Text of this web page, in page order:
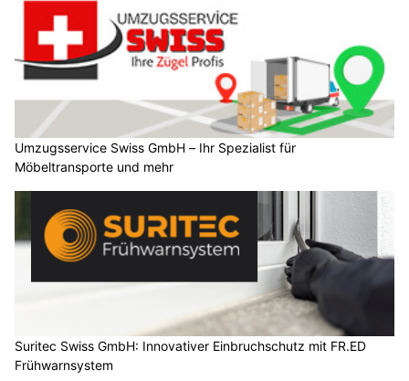
Umzugsservice Swiss GmbH – Ihr Spezialist für
Möbeltransporte und mehr
Suritec Swiss GmbH: Innovativer Einbruchschutz mit FR.ED
Frühwarnsystem